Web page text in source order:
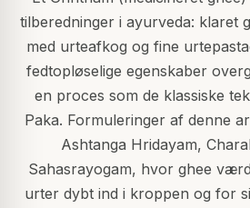
tilberedninger i ayurveda: klaret
med urteafkog og fine
fedtopløselige egenskaber
en proces som de klassiske
Paka. Formuleringer af denne
Ashtanga Hridayam,
Sahasrayogam, hvor ghee
urter dybt ind i kroppen og for